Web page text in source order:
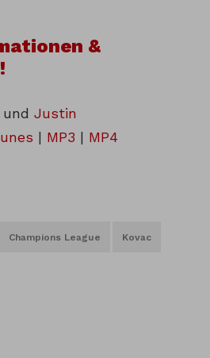
&
und Justin
| MP3 | MP4
Champions League Kovac